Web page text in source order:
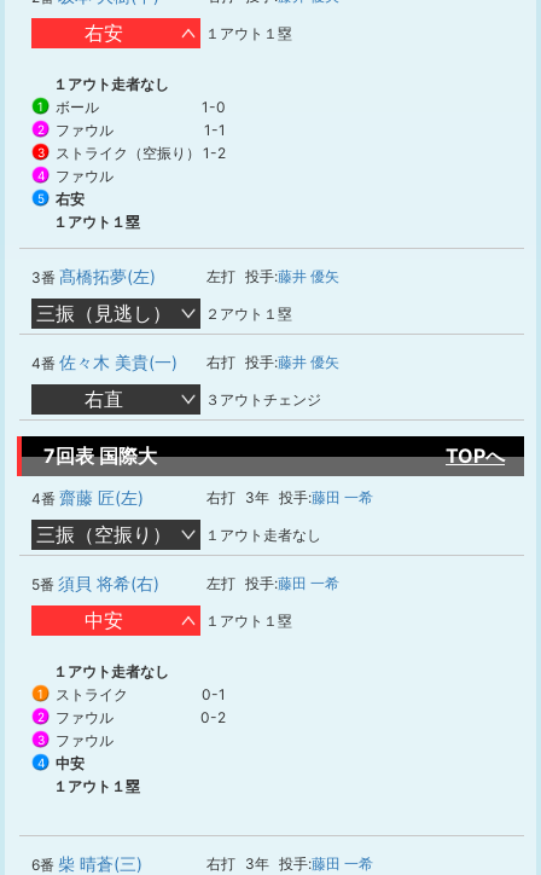
右安 １アウト１塁
１アウト走者なし
1 ボール 1-0
2 ファウル 1-1
3 ストライク（空振り） 1-2
4 ファウル
5
右安
１アウト１塁
3番 髙橋拓夢(左) 左打 投手:藤井 優矢
三振（見逃し） ２アウト１塁
4番 佐々木 美貴(一) 右打 投手:藤井 優矢
右直 ３アウトチェンジ
7回表 国際大 TOPへ
4番 齋藤 匠(左) 右打 3年 投手:藤田 一希
三振（空振り） １アウト走者なし
5番 須貝 将希(右) 左打 投手:藤田 一希
中安 １アウト１塁
１アウト走者なし
1 ストライク 0-1
2 ファウル 0-2
3 ファウル
4
中安
１アウト１塁
6番 柴 晴蒼(三) 右打 3年 投手:藤田 一希